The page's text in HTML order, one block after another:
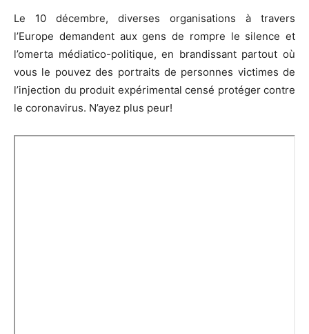
Le 10 décembre, diverses organisations à travers
l’Europe demandent aux gens de rompre le silence et
l’omerta médiatico-politique, en brandissant partout où
vous le pouvez des portraits de personnes victimes de
l’injection du produit expérimental censé protéger contre
le coronavirus. N’ayez plus peur!